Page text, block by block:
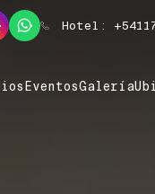
Hotel:
EventosGalería